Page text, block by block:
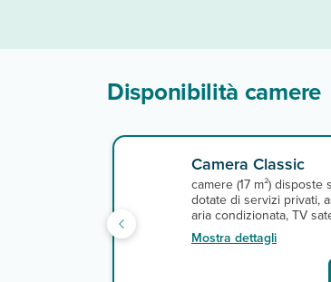
Disponibilità camere
Camera Classic
camere (17 m²) disposte
dotate di servizi privati,
aria condizionata, TV
minifrigo, cassetta di
macchinetta per il caffè
connessione Wi-Fi
Mostra dettagli